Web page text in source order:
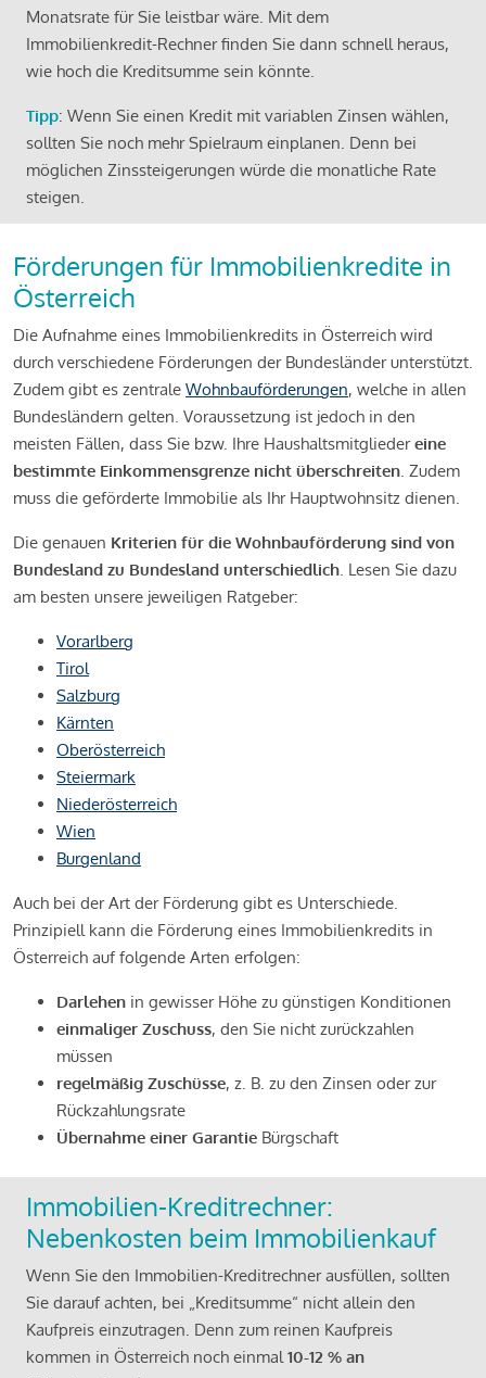
Monatsrate für Sie leistbar wäre. Mit dem
Immobilienkredit-Rechner finden Sie dann schnell heraus,
wie hoch die Kreditsumme sein könnte.
Tipp: Wenn Sie einen Kredit mit variablen Zinsen wählen,
sollten Sie noch mehr Spielraum einplanen. Denn bei
möglichen Zinssteigerungen würde die monatliche Rate
steigen.
Förderungen für Immobilienkredite in
Österreich
Die Aufnahme eines Immobilienkredits in Österreich wird
durch verschiedene Förderungen der Bundesländer unterstützt.
Zudem gibt es zentrale Wohnbauförderungen, welche in allen
Bundesländern gelten. Voraussetzung ist jedoch in den
meisten Fällen, dass Sie bzw. Ihre Haushaltsmitgliedereine
bestimmte Einkommensgrenze nicht überschreiten. Zudem
muss die geförderte Immobilie als Ihr Hauptwohnsitz dienen.
Die genauen Kriterien für die Wohnbauförderung sind von
Bundesland zu Bundesland unterschiedlich. Lesen Sie dazu
am besten unsere jeweiligen Ratgeber:
Vorarlberg
Tirol
Salzburg
Kärnten
Oberösterreich
Steiermark
Niederösterreich
Wien
Burgenland
Auch bei der Art der Förderung gibt es Unterschiede.
Prinzipiell kann die Förderung eines Immobilienkredits in
Österreich auf folgende Arten erfolgen:
Darlehen in gewisser Höhe zu günstigen Konditionen
einmaliger Zuschuss, den Sie nicht zurückzahlen
müssen
regelmäßig Zuschüsse, z. B. zu den Zinsen oder zur
Rückzahlungsrate
Übernahme einer Garantie Bürgschaft
Immobilien-Kreditrechner:
Nebenkosten beim Immobilienkauf
Wenn Sie den Immobilien-Kreditrechner ausfüllen, sollten
Sie darauf achten, bei „Kreditsumme“ nicht allein den
Kaufpreis einzutragen. Denn zum reinen Kaufpreis
kommen in Österreich noch einmal10-12 % an